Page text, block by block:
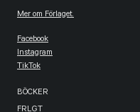
Mer om Förlaget.
Facebook
Instagram
TikTok
BÖCKER